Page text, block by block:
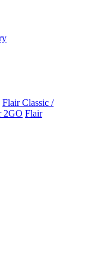
Flair Classic /
2GO Flair